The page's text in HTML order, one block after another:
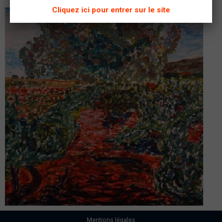
Mentions légales
Cliquez ici pour entrer sur le site